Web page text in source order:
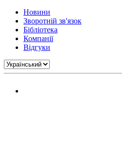
Новини
Зворотній зв'язок
Бібліотека
Компанії
Відгуки